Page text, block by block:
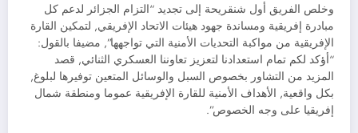
وخلص الفريق أول شنقريحة إلى تجديد “التزام الجزائر لدعم كل
مبادرة إفريقية ومساندة جهود هيئات الاتحاد الإفريقي, لتمكين القارة
الإفريقية من مواكبة التحديات الأمنية التي تواجهها”, مضيفا بالقول:
“أؤكد لكم تمام استعدادنا لتعزيز تعاوننا العسكري الثنائي, قصد
المزيد من التشاور بخصوص السبل والوسائل المتعين توفيرها لبلوغ,
بكل واقعية, الأهداف الأمنية للقارة الإفريقية عموما ومنطقة شمال
إفريقيا على وجه الخصوص”.